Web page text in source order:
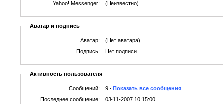
Yahoo! Messenger:
(Неизвестно)
Аватар и подпись
Аватар:
(Нет аватара)
Подпись:
Нет подписи.
Активность пользователя
Сообщений: 9 - Показать все сообщения
Последнее сообщение:
03-11-2007 10:15:00